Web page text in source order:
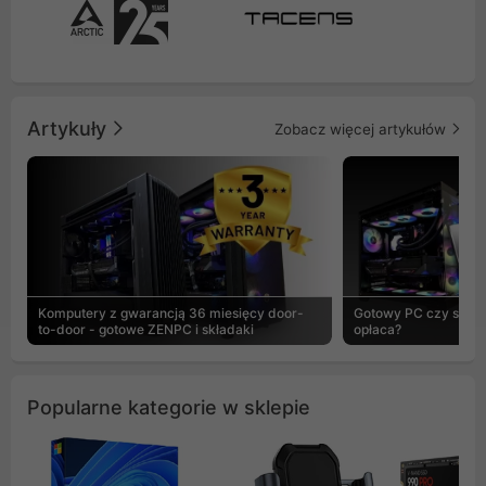
Artykuły Zobacz więcej artykułów
Komputery z gwarancją 36 miesięcy door-
to-door - gotowe ZENPC i składaki
Gotowy PC czy
opłaca?
Popularne kategorie w sklepie